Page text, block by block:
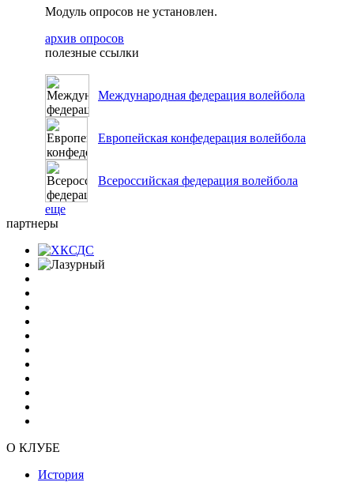
Модуль опросов не установлен.
архив опросов
полезные ссылки
Международная федерация волейбола
Европейская конфедерация волейбола
Всероссийская федерация волейбола
еще
партнеры
О КЛУБЕ
История